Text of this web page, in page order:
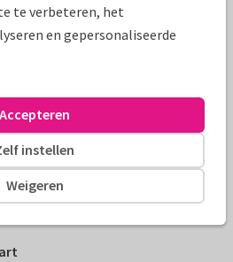
geboorte. Een delfts blauw
en oma.
naar wens aan te passen
Babette Harms
te verbeteren, het
en gepersonaliseerde
Weigeren
instellen
Accepteren